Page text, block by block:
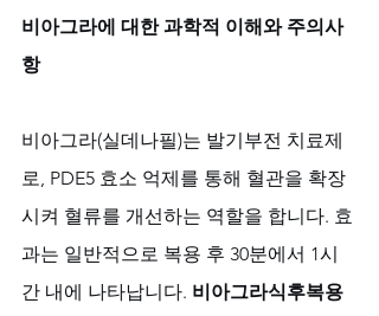
비아그라에 대한 과학적 이해와 주의사
항
비아그라(실데나필)는 발기부전 치료제
로, PDE5 효소 억제를 통해 혈관을 확장
시켜 혈류를 개선하는 역할을 합니다. 효
과는 일반적으로 복용 후 30분에서 1시
간 내에 나타납니다. 비아그라식후복용